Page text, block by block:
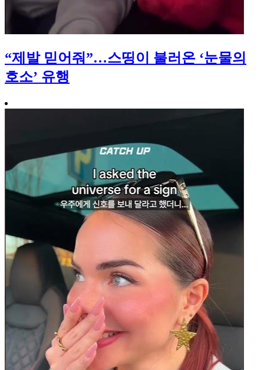
“제발 믿어줘”…스띵이 불러온 ‘눈물의
호소’ 유행